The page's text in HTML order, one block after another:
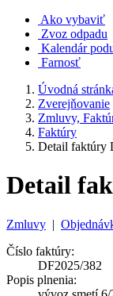
Ako vybaviť
Zvoz odpadu
Kalendár
Farnosť
Úvodná
Zverejňovanie
Zmluvy,
Faktúry
Detail faktúry
Detail
Zmluvy |
Číslo faktúry:
DF2025/382
Popis plnenia: